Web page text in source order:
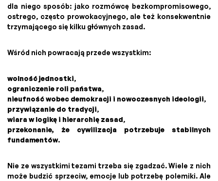
dla niego sposób: jako rozmówcę bezkompromisowego,
ostrego, często prowokacyjnego, ale też konsekwentnie
trzymającego się kilku głównych zasad.
Wśród nich powracają przede wszystkim:
wolność jednostki,
ograniczenie roli państwa,
nieufność wobec demokracji i nowoczesnych ideologii,
przywiązanie do tradycji,
wiara w logikę i hierarchię zasad,
przekonanie, że cywilizacja potrzebuje stabilnych
fundamentów.
Nie ze wszystkimi tezami trzeba się zgadzać. Wiele z nich
może budzić sprzeciw, emocje lub potrzebę polemiki. Ale